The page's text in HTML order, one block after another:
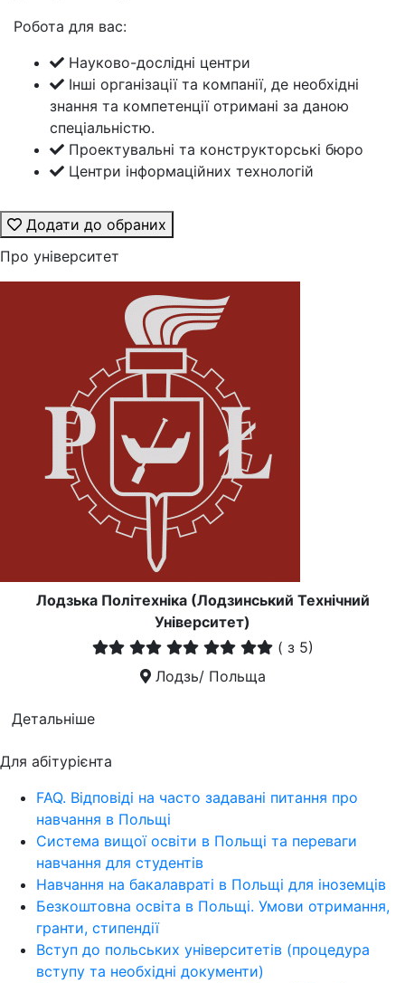
Робота для вас:
Науково-дослідні центри
Інші організації та компанії, де необхідні
знання та компетенції отримані за даною
спеціальністю.
Проектувальні та конструкторські бюро
Центри інформаційних технологій
Додати до обраних
Про університет
Лодзька Політехніка (Лодзинський Технічний
Університет)
( з 5)
Лодзь/ Польща
Детальніше
Для абітурієнта
FAQ. Відповіді на часто задавані питання про
навчання в Польщі
Система вищої освіти в Польщі та переваги
навчання для студентів
Навчання на бакалавраті в Польщі для іноземців
Безкоштовна освіта в Польщі. Умови отримання,
гранти, стипендії
Вступ до польських університетів (процедура
вступу та необхідні документи)